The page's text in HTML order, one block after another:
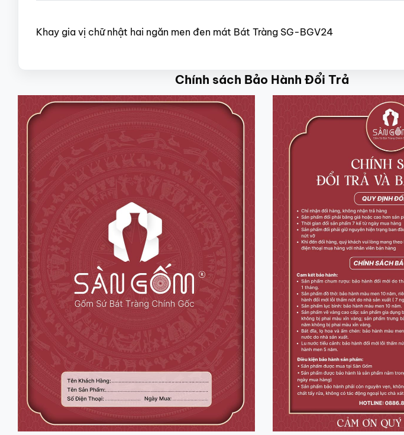
Khay gia vị chữ nhật hai ngăn men đen mát Bát Tràng SG-BGV24
Chính sách Bảo Hành Đổi Trả